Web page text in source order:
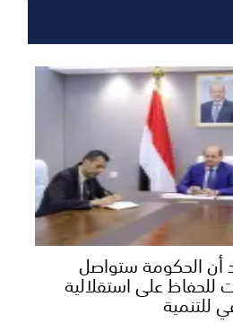
أن الحكومة ستواصل
للحفاظ على استقلالية
للتنمية